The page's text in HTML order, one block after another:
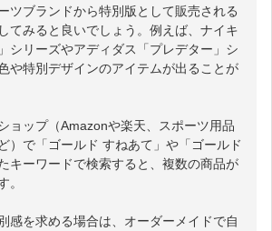
ツブランドから特別版として販売される
てみると良いでしょう。例えば、ナイキ
シリーズやアディダス「プレデター」シ
や特別デザインのアイテムが出ることが
ョップ（Amazonや楽天、スポーツ用品
）で「ゴールド すねあて」や「ゴールド
キーワードで検索すると、複数の商品が
。
感を求める場合は、オーダーメイドで自